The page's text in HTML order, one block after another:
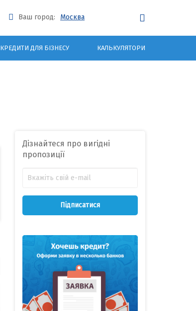
Ваш город: Москва
КРЕДИТИ ДЛЯ БІЗНЕСУ КАЛЬКУЛЯТОРИ
Дізнайтеся про вигідні
пропозиції
Підписатися